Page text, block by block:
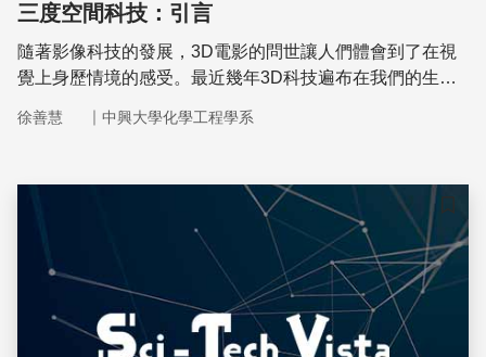
三度空間科技：引言
隨著影像科技的發展，3D電影的問世讓人們體會到了在視
覺上身歷情境的感受。最近幾年3D科技遍布在我們的生活
徐善慧 ｜ 中興大學化學工程學系
儲存